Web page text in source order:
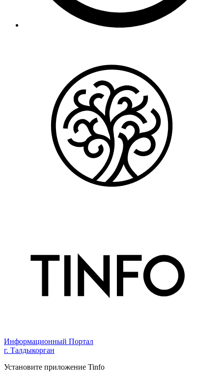
Информационный Портал
г. Талдыкорган
Установите приложение Tinfo